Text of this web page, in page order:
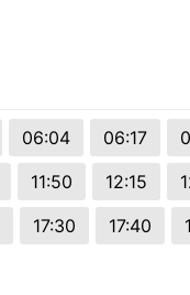
06:04 06:17
11:50 12:15
17:30 17:40